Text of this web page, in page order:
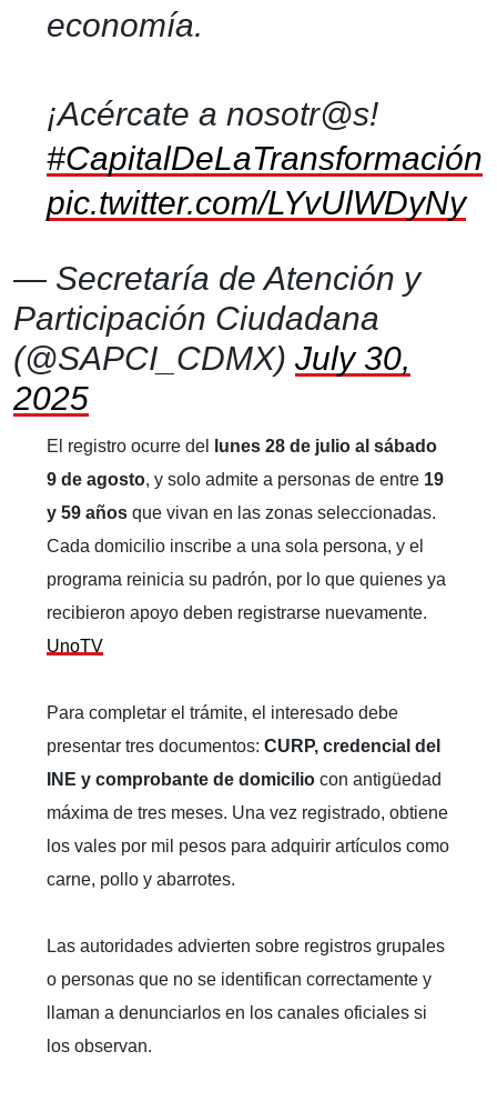
economía.
¡Acércate a nosotr@s!
#CapitalDeLaTransformación
pic.twitter.com/LYvUlWDyNy
— Secretaría de Atención y
Participación Ciudadana
(@SAPCI_CDMX) July 30,
2025
El registro ocurre del
lunes 28 de julio al sábado
9 de agosto, y solo admite a personas de entre 19
y 59 años que vivan en las zonas seleccionadas.
Cada domicilio inscribe a una sola persona, y el
programa reinicia su padrón, por lo que quienes ya
recibieron apoyo deben registrarse nuevamente.
UnoTV
Para completar el trámite, el interesado debe
presentar tres documentos: CURP, credencial del
INE y comprobante de domicilio con antigüedad
máxima de tres meses. Una vez registrado, obtiene
los vales por mil pesos para adquirir artículos como
carne, pollo y abarrotes.
Las autoridades advierten sobre registros grupales
o personas que no se identifican correctamente y
llaman a denunciarlos en los canales oficiales si
los observan.